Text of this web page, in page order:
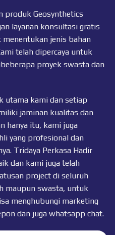
produk Geosynthetics
layanan konsultasi gratis
jenis bahan
telah dipercaya untuk
proyek swasta dan
utama kami dan setiap
jaminan kualitas dan
hanya itu, kami juga
yang profesional dan
Tridaya Perkasa Hadir
dan kami juga telah
project di seluruh
maupun swasta, untuk
menghubungi marketing
dan juga whatsapp chat.